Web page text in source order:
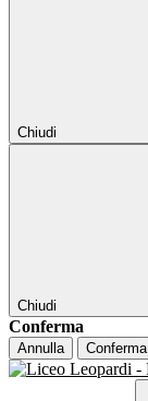
Chiudi
Chiudi
Conferma
Annulla Conferma